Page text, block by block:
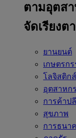
ตามอุตส
จัดเรียงต
ยานยนต์
เกษตรกร
โลจิสติกส์
อุตสาหก
การค้าป
สุขภาพ
การธนา